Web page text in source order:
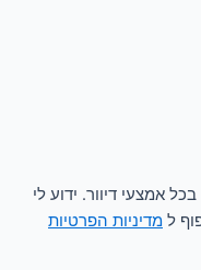
אמצעי דיוור. ידוע לי
ל מדיניות הפרטיות